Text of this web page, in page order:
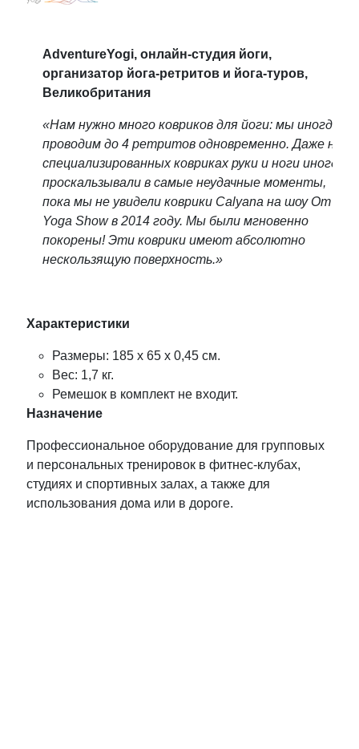
AdventureYogi, онлайн-студия йоги,
организатор йога-ретритов и йога-туров,
Великобритания
«Нам нужно много ковриков для йоги: мы иногда
проводим до 4 ретритов одновременно. Даже на
специализированных ковриках руки и ноги иногда
проскальзывали в самые неудачные моменты,
пока мы не увидели коврики Calyana на шоу Om
Yoga Show в 2014 году. Мы были мгновенно
покорены! Эти коврики имеют абсолютно
нескользящую поверхность.»
Характеристики
Размеры: 185 x 65 х 0,45 см.
Вес: 1,7 кг.
Ремешок в комплект не входит.
Назначение
Профессиональное оборудование для групповых
и персональных тренировок в фитнес-клубах,
студиях и спортивных залах, а также для
использования дома или в дороге.